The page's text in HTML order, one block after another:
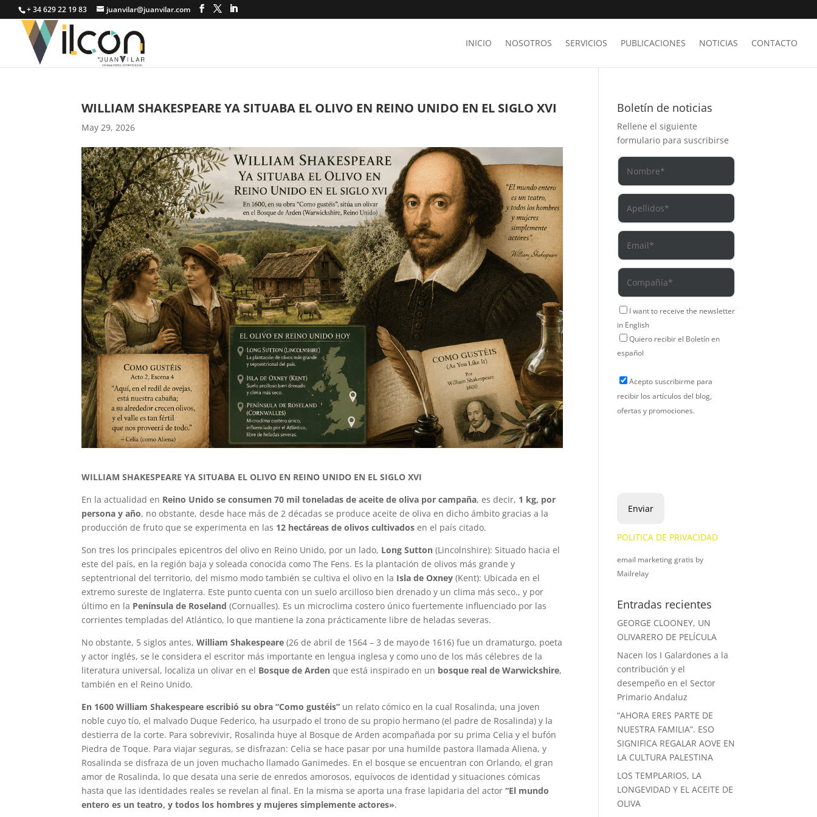
+ 34 629 22 19 83 juanvilar@juanvilar.com
INICIO NOSOTROS SERVICIOS PUBLICACIONES NOTICIAS CONTACTO
WILLIAM SHAKESPEARE YA SITUABA EL OLIVO EN REINO UNIDO EN EL SIGLO XVI
May 29, 2026
WILLIAM SHAKESPEARE YA SITUABA EL OLIVO EN REINO UNIDO EN EL SIGLO XVI
En la actualidad en Reino Unido se consumen 70 mil toneladas de aceite de oliva por campaña, es decir, 1 kg, por
persona y año, no obstante, desde hace más de 2 décadas se produce aceite de oliva en dicho ámbito gracias a la
producción de fruto que se experimenta en las 12 hectáreas de olivos cultivados en el país citado.
Son tres los principales epicentros del olivo en Reino Unido, por un lado, Long Sutton (Lincolnshire): Situado hacia el
este del país, en la región baja y soleada conocida como The Fens. Es la plantación de olivos más grande y
septentrional del territorio, del mismo modo también se cultiva el olivo en la Isla de Oxney (Kent): Ubicada en el
extremo sureste de Inglaterra. Este punto cuenta con un suelo arcilloso bien drenado y un clima más seco., y por
último en la Península de Roseland (Cornualles). Es un microclima costero único fuertemente influenciado por las
corrientes templadas del Atlántico, lo que mantiene la zona prácticamente libre de heladas severas.
No obstante, 5 siglos antes,William Shakespeare (26 de abril de 1564 – 3 de mayo de 1616) fue un dramaturgo, poeta
y actor inglés, se le considera el escritor más importante en lengua inglesa y como uno de los más célebres de la
literatura universal, localiza un olivar en el Bosque de Arden que está inspirado en un bosque real de Warwickshire,
también en el Reino Unido.
En 1600 William Shakespeare escribió su obra “Como gustéis” un relato cómico en la cual Rosalinda, una joven
noble cuyo tío, el malvado Duque Federico, ha usurpado el trono de su propio hermano (el padre de Rosalinda) y la
destierra de la corte. Para sobrevivir, Rosalinda huye al Bosque de Arden acompañada por su prima Celia y el bufón
Piedra de Toque. Para viajar seguras, se disfrazan: Celia se hace pasar por una humilde pastora llamada Aliena, y
Rosalinda se disfraza de un joven muchacho llamado Ganimedes. En el bosque se encuentran con Orlando, el gran
amor de Rosalinda, lo que desata una serie de enredos amorosos, equívocos de identidad y situaciones cómicas
hasta que las identidades reales se revelan al final. En la misma se aporta una frase lapidaria del actor“El mundo
entero es un teatro, y todos los hombres y mujeres simplemente actores».
Boletín de noticias
Rellene el siguiente
formulario para suscribirse
I want to receive the newsletter
in English
Quiero recibir el Boletín en
español
Acepto suscribirme para
recibir los artículos del blog,
ofertas y promociones.
POLITICA DE PRIVACIDAD
email marketing gratis by
Mailrelay
Entradas recientes
GEORGE CLOONEY, UN
OLIVARERO DE PELÍCULA
Nacen los I Galardones a la
contribución y el
desempeño en el Sector
Primario Andaluz
“AHORA ERES PARTE DE
NUESTRA FAMILIA”. ESO
SIGNIFICA REGALAR AOVE EN
LA CULTURA PALESTINA
LOS TEMPLARIOS, LA
LONGEVIDAD Y EL ACEITE DE
OLIVA